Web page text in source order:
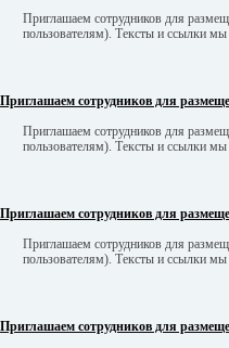
Приглашаем сотрудников для
пользователям). Тексты и ссылки
Приглашаем сотрудников для
Приглашаем сотрудников для
пользователям). Тексты и ссылки
Приглашаем сотрудников для
Приглашаем сотрудников для
пользователям). Тексты и ссылки
Приглашаем сотрудников для